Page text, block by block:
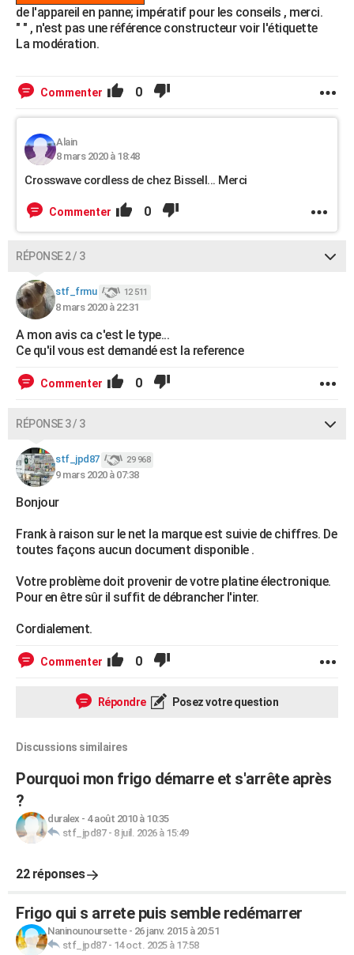
de l'appareil en panne; impératif pour les conseils , merci.
" " , n'est pas une référence constructeur voir l'étiquette
La modération.
Commenter 0
Alain
8 mars 2020 à 18:48
Crosswave cordless de chez Bissell... Merci
Commenter 0
RÉPONSE 2 / 3
stf_frmu 12 511
8 mars 2020 à 22:31
A mon avis ca c'est le type...
Ce qu'il vous est demandé est la reference
Commenter 0
RÉPONSE 3 / 3
stf_jpd87 29 968
9 mars 2020 à 07:38
Bonjour
Frank à raison sur le net la marque est suivie de chiffres. De
toutes façons aucun document disponible .
Votre problème doit provenir de votre platine électronique.
Pour en être sûr il suffit de débrancher l'inter.
Cordialement.
Commenter 0
Répondre Posez votre question
Discussions similaires
Pourquoi mon frigo démarre et s'arrête après
?
duralex - 4 août 2010 à 10:35
stf_jpd87- 8 juil. 2026 à 15:49
22 réponses
Frigo qui s arrete puis semble redémarrer
Naninounoursette- 26 janv. 2015 à 20:51
stf_jpd87- 14 oct. 2025 à 17:58